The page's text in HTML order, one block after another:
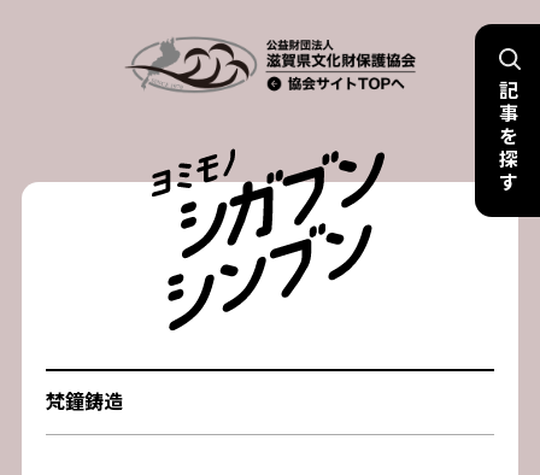
記
事
を
探
す
梵鐘鋳造